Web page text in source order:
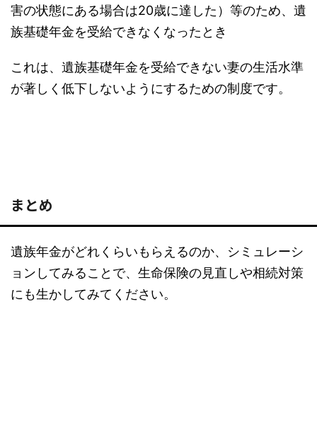
害の状態にある場合は20歳に達した）等のため、遺
族基礎年金を受給できなくなったとき
これは、遺族基礎年金を受給できない妻の生活水準
が著しく低下しないようにするための制度です。
まとめ
遺族年金がどれくらいもらえるのか、シミュレーシ
ョンしてみることで、生命保険の見直しや相続対策
にも生かしてみてください。